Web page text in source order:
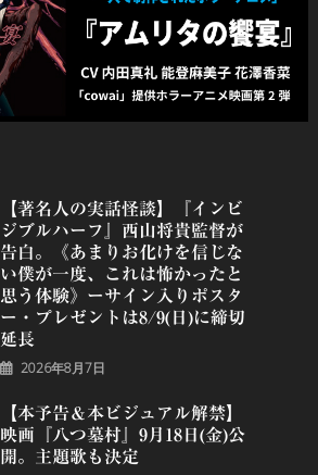
【著名人の実話怪談】『インビ
ジブルハーフ』⻄⼭将貴監督が
告白。《あまりお化けを信じな
い僕が一度、これは怖かったと
思う体験》ーサイン入りポスタ
ー・プレゼントは8/9(日)に締切
延長
2026年8月7日
【本予告＆本ビジュアル解禁】
映画『八つ墓村』9月18日(金)公
開。主題歌も決定